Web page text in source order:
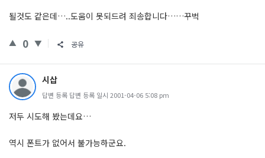
될것도 같은데…..도움이 못되드려 죄송합니다……꾸벅
0 공유
시삽
답변 등록 답변 등록 일시 2001-04-06 5:08 pm
저두 시도해 봤는데요…
역시 폰트가 없어서 불가능하군요.